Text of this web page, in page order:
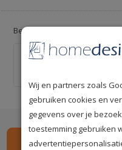
Bereik een mooier resultaat
Arte
Wij en partners zoals
gebruiken cookies en
gegevens over je
toestemming gebruiken